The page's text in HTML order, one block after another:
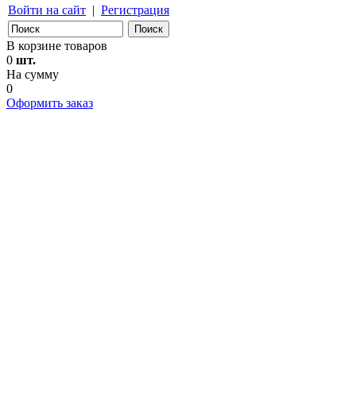
Войти на сайт | Регистрация
В корзине товаров
0 шт.
На сумму
0
Оформить заказ